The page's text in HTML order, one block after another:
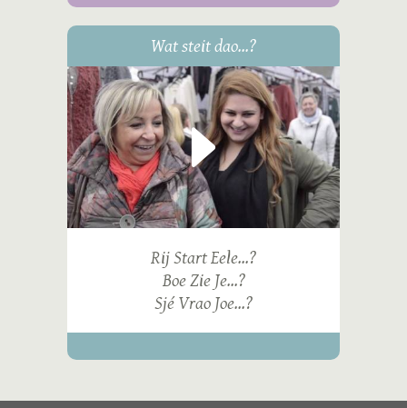
Wat steit dao...?
Rij Start Eele...?
Boe Zie Je...?
Sjé Vrao Joe...?